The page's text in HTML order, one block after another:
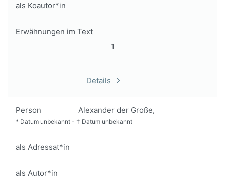
als Koautor*in
Erwähnungen im Text
1
Details
Person Alexander der Große,
* Datum unbekannt - † Datum unbekannt
als Adressat*in
als Autor*in